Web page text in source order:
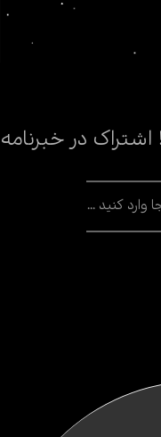
اشتراک در خبرنامه